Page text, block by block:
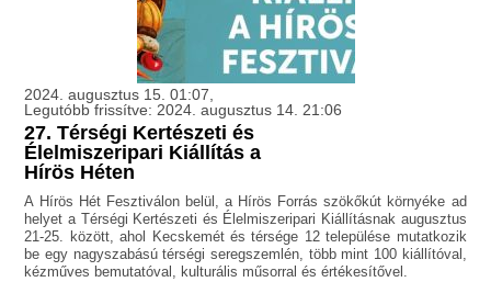
2024. augusztus 15. 01:07,
Legutóbb frissítve: 2024. augusztus 14. 21:06
27. Térségi Kertészeti és
Élelmiszeripari Kiállítás a
Hírös Héten
A Hírös Hét Fesztiválon belül, a Hírös Forrás szökőkút környéke ad
helyet a Térségi Kertészeti és Élelmiszeripari Kiállításnak augusztus
21-25. között, ahol Kecskemét és térsége 12 települése mutatkozik
be egy nagyszabású térségi seregszemlén, több mint 100 kiállítóval,
kézműves bemutatóval, kulturális műsorral és értékesítővel.